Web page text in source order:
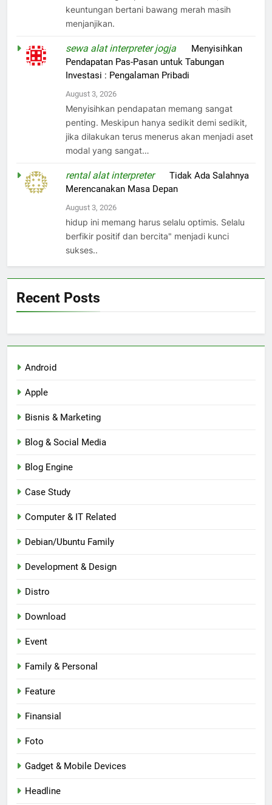
keuntungan bertani bawang merah masih
menjanjikan.
sewa alat interpreter jogja
Menyisihkan
Pendapatan Pas-Pasan untuk Tabungan
Investasi : Pengalaman Pribadi
August 3, 2026
Menyisihkan pendapatan memang sangat
penting. Meskipun hanya sedikit demi sedikit,
jika dilakukan terus menerus akan menjadi aset
modal yang sangat…
rental alat interpreteronTidak Ada Salahnya
Merencanakan Masa Depan
August 3, 2026
hidup ini memang harus selalu optimis. Selalu
berfikir positif dan bercita" menjadi kunci
sukses..
Recent Posts
Android
Apple
Bisnis & Marketing
Blog & Social Media
Blog Engine
Case Study
Computer & IT Related
Debian/Ubuntu Family
Development & Design
Distro
Download
Event
Family & Personal
Feature
Finansial
Foto
Gadget & Mobile Devices
Headline